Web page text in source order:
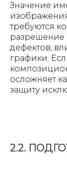
Значение
требуются
разрешение
дефектов,
графики.
осложняет
защиту
2.2.